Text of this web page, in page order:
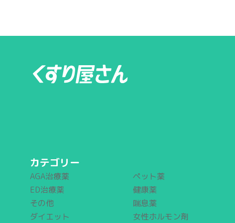
カテゴリー
AGA治療薬
ED治療薬
その他
ダイエット
ペット薬
健康薬
喘息薬
女性ホルモン剤